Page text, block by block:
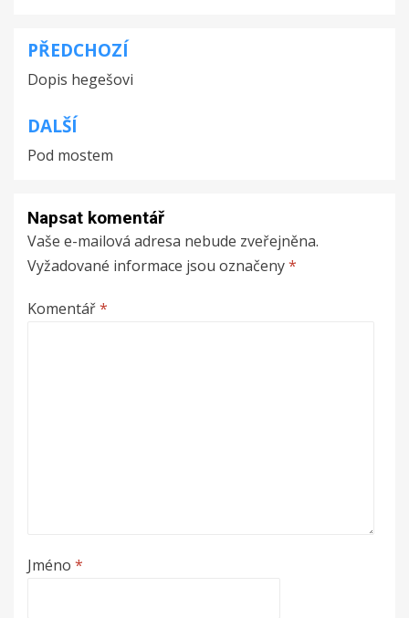
Navigace
pro
příspěvek
PŘEDCHOZÍ
Dopis hegešovi
DALŠÍ
Pod mostem
Napsat komentář
Vaše e-mailová adresa nebude zveřejněna.
Vyžadované informace jsou označeny*
Komentář*
Jméno *